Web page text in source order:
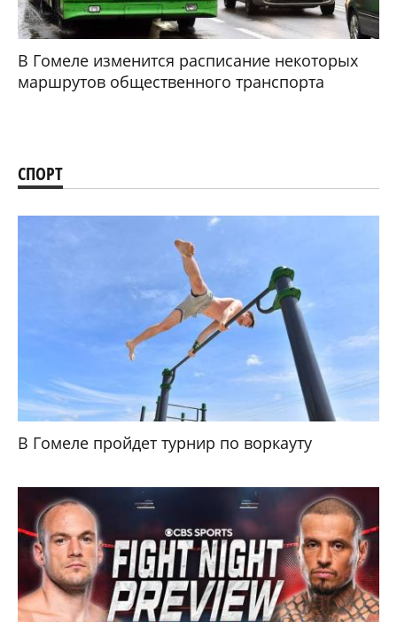
В Гомеле изменится расписание некоторых
маршрутов общественного транспорта
СПОРТ
В Гомеле пройдет турнир по воркауту